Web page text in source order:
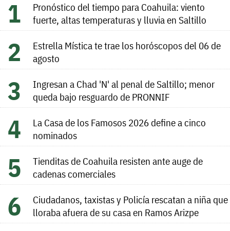
Pronóstico del tiempo para Coahuila: viento
fuerte, altas temperaturas y lluvia en Saltillo
Estrella Mística te trae los horóscopos del 06 de
agosto
Ingresan a Chad 'N' al penal de Saltillo; menor
queda bajo resguardo de PRONNIF
La Casa de los Famosos 2026 define a cinco
nominados
Tienditas de Coahuila resisten ante auge de
cadenas comerciales
Ciudadanos, taxistas y Policía rescatan a niña que
lloraba afuera de su casa en Ramos Arizpe